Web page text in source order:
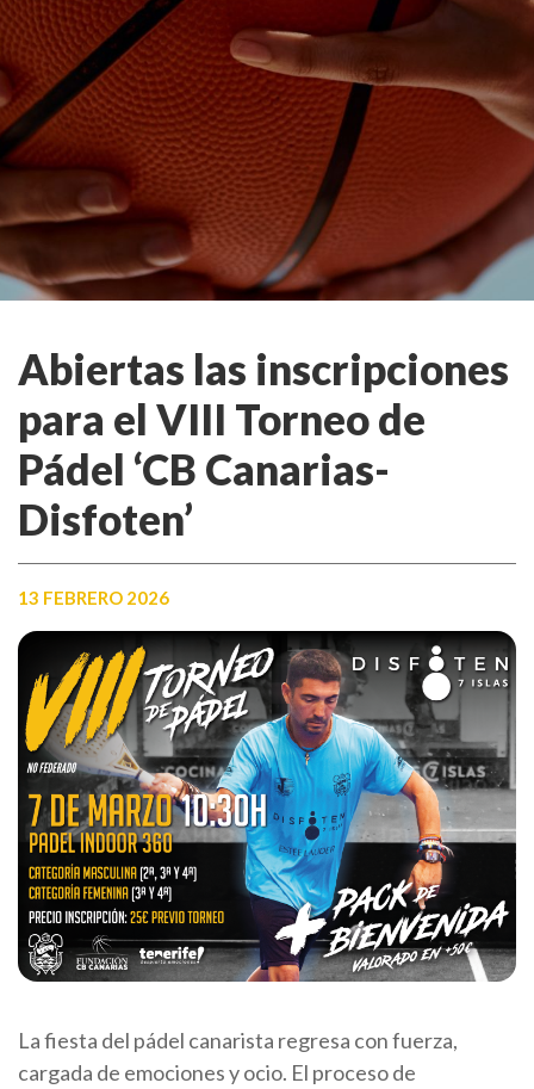
Abiertas las inscripciones
para el VIII Torneo de
Pádel ‘CB Canarias-
Disfoten’
13 FEBRERO 2026
La fiesta del pádel canarista regresa con fuerza,
cargada de emociones y ocio. El proceso de